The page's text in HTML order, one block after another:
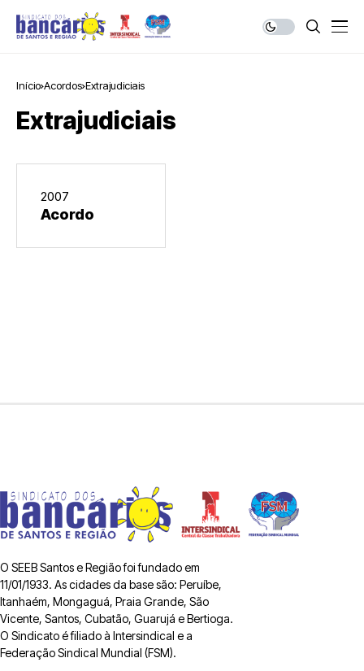
Início Acordos Extrajudiciais
Extrajudiciais
2007
Acordo
O SEEB Santos e Região foi fundado em
11/01/1933. As cidades da base são: Peruíbe,
Itanhaém, Mongaguá, Praia Grande, São
Vicente, Santos, Cubatão, Guarujá e Bertioga.
O Sindicato é filiado à Intersindical e a
Federação Sindical Mundial (FSM).